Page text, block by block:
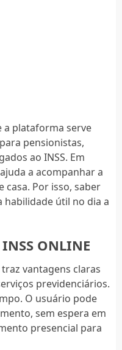
plataforma serve
pensionistas,
ao INSS. Em
a acompanhar a
casa. Por isso, saber
habilidade útil no dia a
ONLINE
vantagens claras
previdenciários.
O usuário pode
sem espera em
presencial para